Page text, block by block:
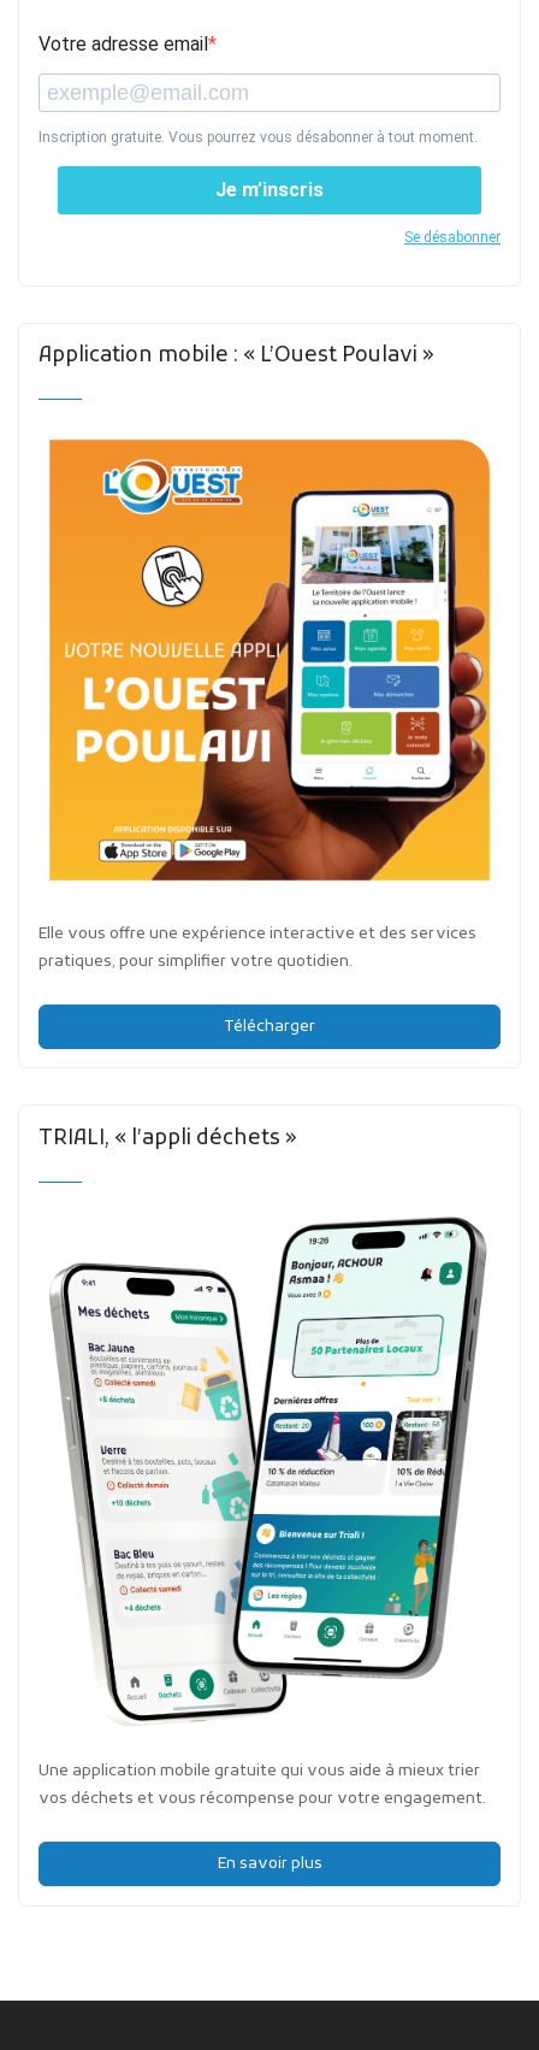
Votre adresse email
Inscription gratuite. Vous pourrez vous désabonner à tout moment.
Je m’inscris
Se désabonner
Application mobile : « L’Ouest Poulavi »
Elle vous offre une expérience interactive et des services
pratiques, pour simplifier votre quotidien.
Télécharger
TRIALI, « l’appli déchets »
Une application mobile gratuite qui vous aide à mieux trier
vos déchets et vous récompense pour votre engagement.
En savoir plus